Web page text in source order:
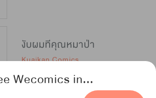
Wecomics in...
งับผมทีคุณหมาป่า
Kuaikan Comics